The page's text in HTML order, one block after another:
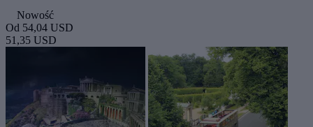
Nowość
Od 54,04 USD
51,35 USD